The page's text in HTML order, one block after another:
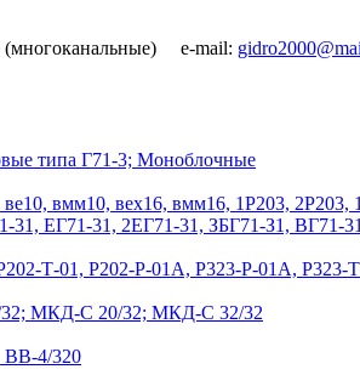
e-mail:
типа Г71-3; Моноблочные
вмм10, вех16, вмм16, 1Р203, 2Р203,
31, ЕГ71-31, 2ЕГ71-31, ЗБГ71-З1, ВГ71-
Т-01, Р202-Р-01А, Р323-Р-01А,
МКД-С 20/32; МКД-С 32/32
ВВ-4/320